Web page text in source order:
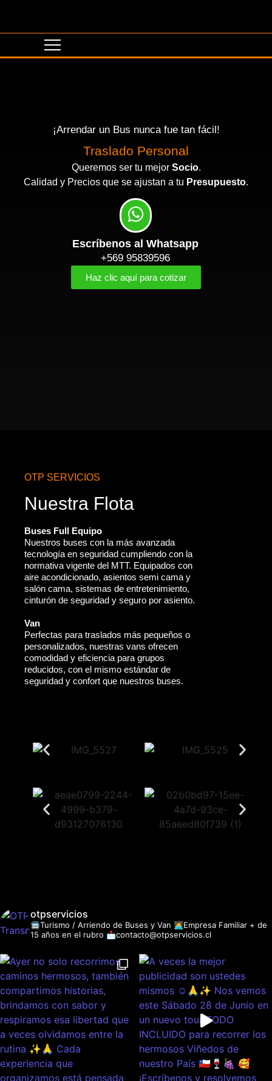
¡Arrendar un Bus nunca fue tan fácil!
Traslado Personal
Queremos ser tu mejor Socio.
Calidad y Precios que se ajustan a tu Presupuesto.
Escríbenos al Whatsapp
+569 95839596
Haz clic aquí para cotizar
OTP SERVICIOS
Nuestra Flota
Buses Full Equipo
Nuestros buses con la más avanzada
tecnología en seguridad cumpliendo con la
normativa vigente del MTT. Equipados con
aire acondicionado, asientos semi cama y
salón cama, sistemas de entretenimiento,
cinturón de seguridad y seguro por asiento.
Van
Perfectas para traslados más pequeños o
personalizados, nuestras vans ofrecen
comodidad y eficiencia para grupos
reducidos, con el mismo estándar de
seguridad y confort que nuestros buses.
otpservicios
🚍Turismo / Arriendo de Buses y Van 👩‍💻Empresa Familiar + de
15 años en el rubro 📩contacto@otpservicios.cl